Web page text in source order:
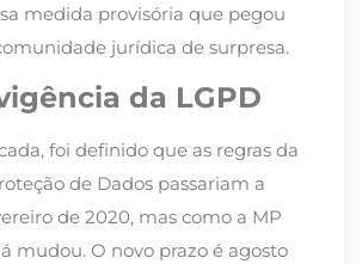
medida provisória que pegou
jurídica de surpresa.
da LGPD
foi definido que as regras da
de Dados passariam a
de 2020, mas como a MP
mudou. O novo prazo é agosto